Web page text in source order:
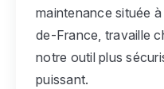
maintenance située à
de-France, travaille
notre outil plus
puissant.